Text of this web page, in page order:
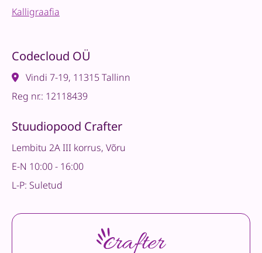
Kalligraafia
Codecloud OÜ
Vindi 7-19, 11315 Tallinn
Reg nr.: 12118439
Stuudiopood Crafter
Lembitu 2A III korrus, Võru
E-N 10:00 - 16:00
L-P: Suletud